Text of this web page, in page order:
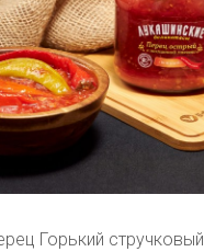
Горький стручковый